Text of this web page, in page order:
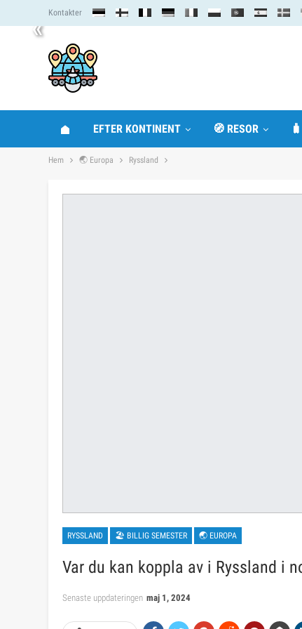
« Kontakter
EFTER KONTINENT 🧭 RESOR
Hem 🌏 Europa Ryssland
RYSSLAND 🏖 BILLIG SEMESTER 🌏 EUROPA
Var du kan koppla av i Ryssland i
Senaste uppdateringen maj 1, 2024